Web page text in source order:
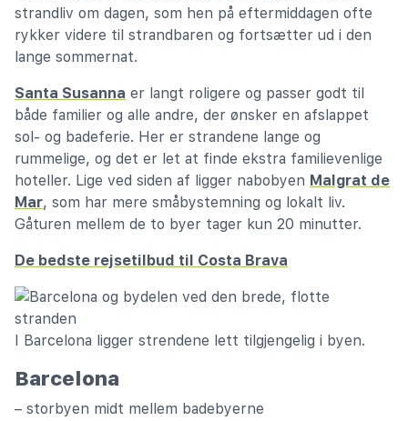
strandliv om dagen, som hen på eftermiddagen ofte
rykker videre til strandbaren og fortsætter ud i den
lange sommernat.
Santa Susanna er langt roligere og passer godt til
både familier og alle andre, der ønsker en afslappet
sol- og badeferie. Her er strandene lange og
rummelige, og det er let at finde ekstra familievenlige
hoteller. Lige ved siden af ligger nabobyen Malgrat de
Mar, som har mere småbystemning og lokalt liv.
Gåturen mellem de to byer tager kun 20 minutter.
De bedste rejsetilbud til Costa Brava
I Barcelona ligger strendene lett tilgjengelig i byen.
Barcelona
– storbyen midt mellem badebyerne